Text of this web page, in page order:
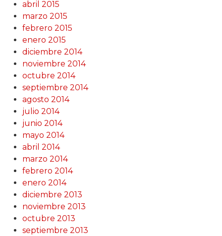
abril 2015
marzo 2015
febrero 2015
enero 2015
diciembre 2014
noviembre 2014
octubre 2014
septiembre 2014
agosto 2014
julio 2014
junio 2014
mayo 2014
abril 2014
marzo 2014
febrero 2014
enero 2014
diciembre 2013
noviembre 2013
octubre 2013
septiembre 2013